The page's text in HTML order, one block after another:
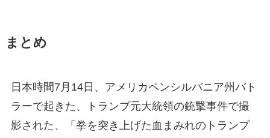
まとめ
日本時間7月14日、アメリカペンシルバニア州バト
ラーで起きた、トランプ元大統領の銃撃事件で撮
影された、「拳を突き上げた血まみれのトランプ